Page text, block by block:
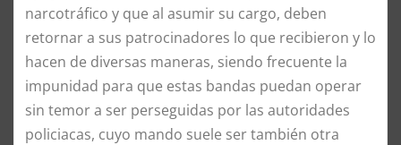
narcotráfico y que al asumir su cargo, deben
retornar a sus patrocinadores lo que recibieron y lo
hacen de diversas maneras, siendo frecuente la
impunidad para que estas bandas puedan operar
sin temor a ser perseguidas por las autoridades
policiacas, cuyo mando suele ser también otra